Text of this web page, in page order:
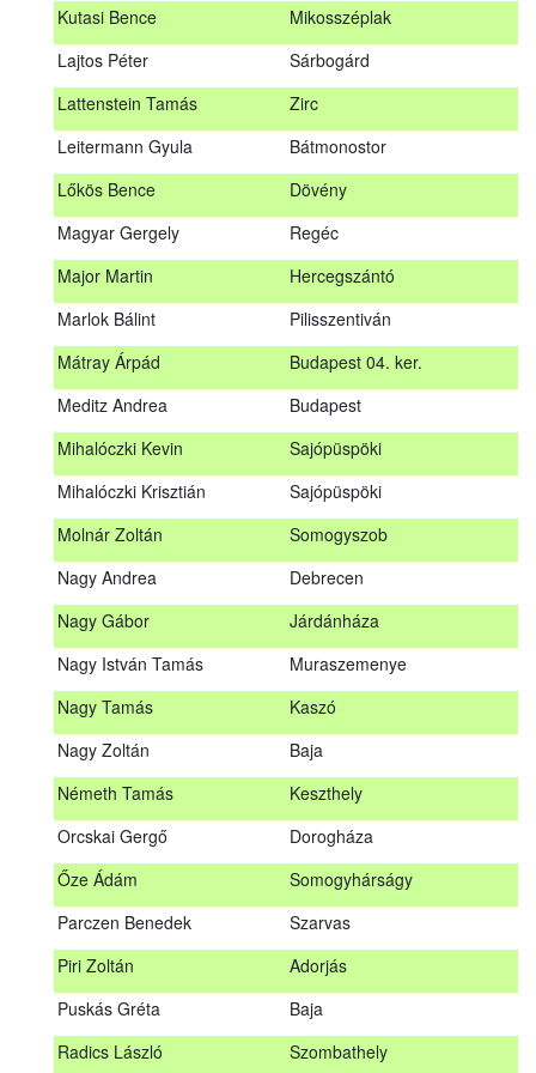
Kutasi Bence
Mikosszéplak
Lajtos Péter
Sárbogárd
Lattenstein Tamás
Zirc
Leitermann Gyula
Bátmonostor
Lőkös Bence
Dövény
Magyar Gergely
Regéc
Major Martin
Hercegszántó
Marlok Bálint
Pilisszentiván
Mátray Árpád
Budapest 04. ker.
Meditz Andrea
Budapest
Mihalóczki Kevin
Sajópüspöki
Mihalóczki Krisztián
Sajópüspöki
Molnár Zoltán
Somogyszob
Nagy Andrea
Debrecen
Nagy Gábor
Járdánháza
Nagy István Tamás
Muraszemenye
Nagy Tamás
Kaszó
Nagy Zoltán
Baja
Németh Tamás
Keszthely
Orcskai Gergő
Dorogháza
Őze Ádám
Somogyhárságy
Parczen Benedek
Szarvas
Piri Zoltán
Adorjás
Puskás Gréta
Baja
Radics László
Szombathely
A továbbképzés vizsgával zárul!
Jelentkezés, lemondás
Jelentkezni a továbbképzésre kizárólag a Nébih honlapján
elhelyezett űrlapon lehet. A jelentkezés elfogadásáról
Kovács Dániel
Sárbogárd
Lattenstein Tamás
Zirc
Leitermann Gyula
Bátmonostor
Magyar Gergely
Regéc
Hercegszántó
Pilisszentiván
Budapest 04. ker.
Budapest
Mihalóczki Kevin
Mihalóczki Krisztián
Molnár Zoltán
Somogyszob
Nagy Andrea
Nagy Gábor
Járdánháza
Muraszemenye
Nagy Tamás
Kaszó
Keszthely
Dorogháza